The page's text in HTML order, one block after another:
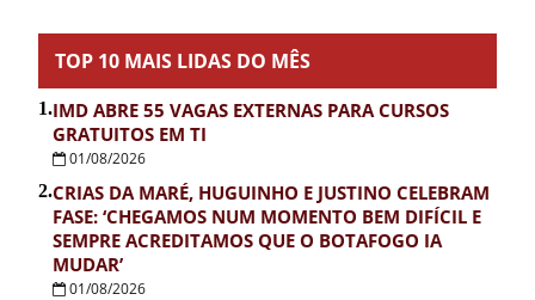
TOP 10 MAIS LIDAS DO MÊS
1.IMD ABRE 55 VAGAS EXTERNAS PARA CURSOS
GRATUITOS EM TI
01/08/2026
2.CRIAS DA MARÉ, HUGUINHO E JUSTINO CELEBRAM
FASE: ‘CHEGAMOS NUM MOMENTO BEM DIFÍCIL E
SEMPRE ACREDITAMOS QUE O BOTAFOGO IA
MUDAR’
01/08/2026